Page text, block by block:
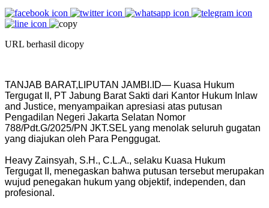
URL berhasil dicopy
TANJAB BARAT,LIPUTAN JAMBI.ID— Kuasa Hukum
Tergugat II, PT Jabung Barat Sakti dari Kantor Hukum Inlaw
and Justice, menyampaikan apresiasi atas putusan
Pengadilan Negeri Jakarta Selatan Nomor
788/Pdt.G/2025/PN JKT.SEL yang menolak seluruh gugatan
yang diajukan oleh Para Penggugat.
Heavy Zainsyah, S.H., C.L.A., selaku Kuasa Hukum
Tergugat II, menegaskan bahwa putusan tersebut merupakan
wujud penegakan hukum yang objektif, independen, dan
profesional.